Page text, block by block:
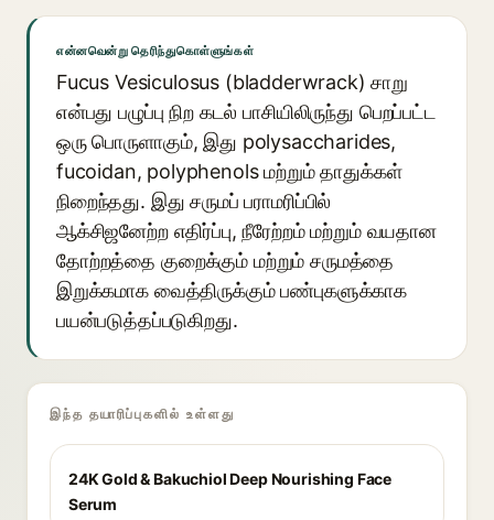
என்னவென்று தெரிந்துகொள்ளுங்கள்
Fucus Vesiculosus (bladderwrack) சாறு
என்பது பழுப்பு நிற கடல் பாசியிலிருந்து பெறப்பட்ட
ஒரு பொருளாகும், இது polysaccharides,
fucoidan, polyphenols மற்றும் தாதுக்கள்
நிறைந்தது. இது சருமப் பராமரிப்பில்
ஆக்சிஜனேற்ற எதிர்ப்பு, நீரேற்றம் மற்றும் வயதான
தோற்றத்தை குறைக்கும் மற்றும் சருமத்தை
இறுக்கமாக வைத்திருக்கும் பண்புகளுக்காக
பயன்படுத்தப்படுகிறது.
இந்த தயாரிப்புகளில் உள்ளது
24K Gold & Bakuchiol Deep Nourishing Face
Serum